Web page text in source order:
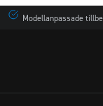
Modellanpassade